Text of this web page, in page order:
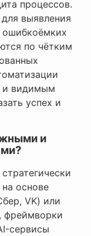
процессов.
выявления
ошибкоёмких
по чётким
и видимым
успех и
и
основе
VK) или
фреймворки
сервисы